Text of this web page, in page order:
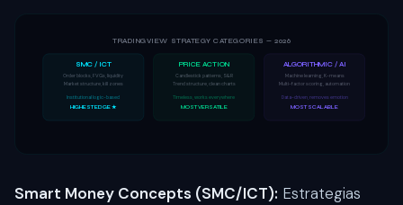
TRADINGVIEW STRATEGY CATEGORIES — 2026
SMC / ICT
Order blocks, FVGs, liquidity
Market structure, kill zones
Institutional logic-based
HIGHEST EDGE ★
PRICE ACTION
Candlestick patterns, S&R
Trend structure, clean charts
Timeless, works everywhere
MOST VERSATILE
ALGORITHMIC / AI
Machine learning, K-means
Multi-factor scoring, automation
Data-driven, removes emotion
MOST SCALABLE
Smart Money Concepts (SMC/ICT): Estrategias